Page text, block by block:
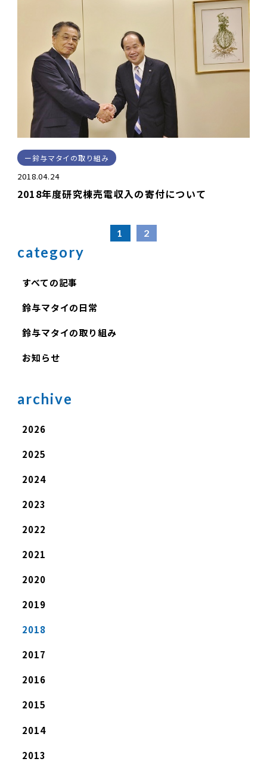
鈴与マタイの取り組み
2018.04.24
2018年度研究棟売電収入の寄付について
1 2
category
すべての記事
鈴与マタイの日常
鈴与マタイの取り組み
お知らせ
archive
2026
2025
2024
2023
2022
2021
2020
2019
2018
2017
2016
2015
2014
2013